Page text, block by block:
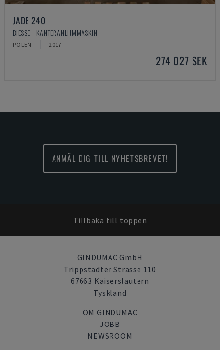
JADE 240
BIESSE - KANTERANLIJMMASKIN
POLEN 2017
274 027 SEK
ANMÄL DIG TILL NYHETSBREVET!
Tillbaka till toppen
GINDUMAC GmbH
Trippstadter Strasse 110
67663 Kaiserslautern
Tyskland
OM GINDUMAC
JOBB
NEWSROOM